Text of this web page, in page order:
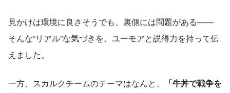
見かけは環境に良さそうでも、裏側には問題がある——
そんな“リアル”な気づきを、ユーモアと説得力を持って伝
えました。
一方、スカルクチームのテーマはなんと、
「牛丼で戦争を